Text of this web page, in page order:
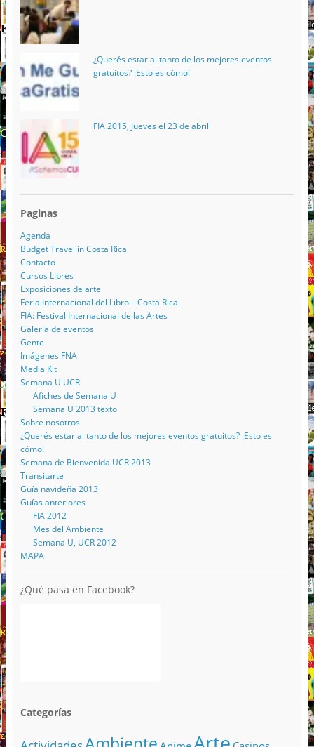
¿Querés estar al tanto de los mejores eventos
gratuitos? ¡Esto es cómo!
FIA 2015, Jueves el 23 de abril
Paginas
Agenda
Budget Travel in Costa Rica
Contacto
Cursos Libres
Exposiciones de arte
Feria Internacional del Libro – Costa Rica
FIA: Festival Internacional de las Artes
Galería de eventos
Gente
Imágenes FNA
Media Kit
Semana U UCR
Afiches de Semana U
Semana U 2013 texto
Sobre nosotros
¿Querés estar al tanto de los mejores eventos gratuitos? ¡Esto es
cómo!
Semana de Bienvenida UCR 2013
Transitarte
Guía navideña 2013
Guías anteriores
FIA 2012
Mes del Ambiente
Semana U, UCR 2012
MAPA
¿Qué pasa en Facebook?
Categorías